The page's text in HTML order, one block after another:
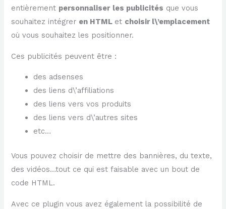
entièrement personnaliser les publicités que vous
souhaitez intégrer en HTML et choisir l\’emplacement
où vous souhaitez les positionner.
Ces publicités peuvent être :
des adsenses
des liens d\’affiliations
des liens vers vos produits
des liens vers d\’autres sites
etc…
Vous pouvez choisir de mettre des bannières, du texte,
des vidéos…tout ce qui est faisable avec un bout de
code HTML.
Avec ce plugin vous avez également la possibilité de